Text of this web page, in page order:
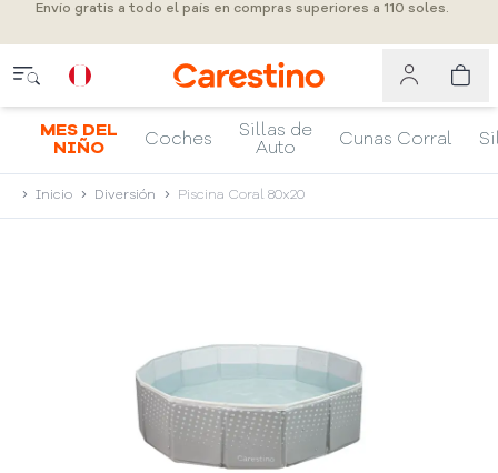
Envío gratis a todo el país en compras superiores a 110 soles.
MES DEL
NIÑO
Coches
Sillas de
Auto
Cunas Corral
Inicio Diversión Piscina Coral 80x20